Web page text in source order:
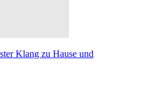
Klang zu Hause und